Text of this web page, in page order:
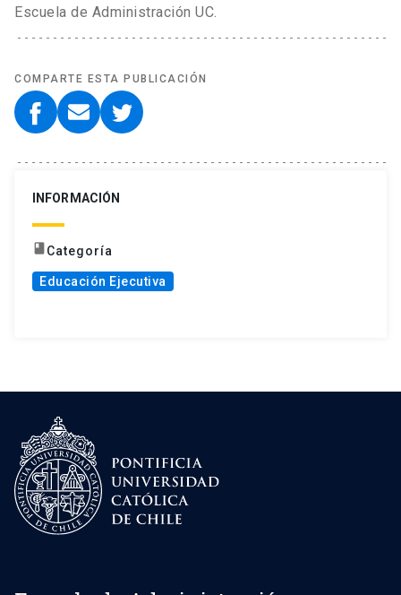
Escuela de Administración UC.
COMPARTE ESTA PUBLICACIÓN
INFORMACIÓN
book Categoría
Educación Ejecutiva